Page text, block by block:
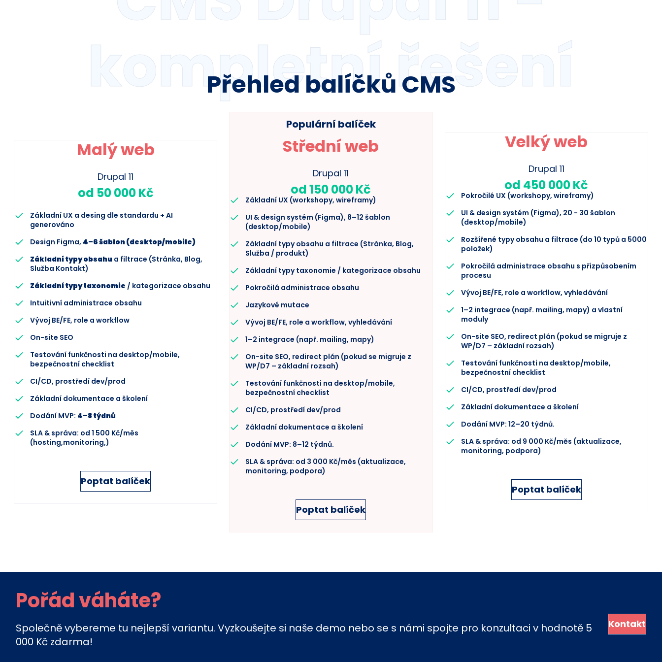
kompletní řešení
Přehled balíčků CMS
Malý web
Drupal 11
od 50 000 Kč
Základní UX a desing dle standardu + AI
generováno
Design Figma, 4–6 šablon (desktop/mobile)
Základní typy obsahu a filtrace (Stránka, Blog,
Služba Kontakt)
Základní typy taxonomie / kategorizace obsahu
Intuitivní administrace obsahu
Vývoj BE/FE, role a workflow
On-site SEO
Testování funkčnosti na desktop/mobile,
bezpečnostní checklist
CI/CD, prostředí dev/prod
Základní dokumentace a školení
Dodání MVP: 4–8 týdnů
SLA & správa: od 1 500 Kč/měs
(hosting,monitoring,)
Poptat balíček
Populární balíček
Střední web
Drupal 11
od 150 000 Kč
Základní UX (workshopy, wireframy)
UI & design systém (Figma), 8–12 šablon
(desktop/mobile)
Základní typy obsahu a filtrace (Stránka, Blog,
Služba / produkt)
Základní typy taxonomie / kategorizace obsahu
Pokročilá administrace obsahu
Jazykové mutace
Vývoj BE/FE, role a workflow, vyhledávání
1–2 integrace (např. mailing, mapy)
On-site SEO, redirect plán (pokud se migruje z
WP/D7 – základní rozsah)
Testování funkčnosti na desktop/mobile,
bezpečnostní checklist
CI/CD, prostředí dev/prod
Základní dokumentace a školení
Dodání MVP: 8–12 týdnů.
SLA & správa: od 3 000 Kč/měs (aktualizace,
monitoring, podpora)
Poptat balíček
Velký web
Drupal 11
od 450 000 Kč
Pokročilé UX (workshopy, wireframy)
UI & design systém (Figma), 20 - 30 šablon
(desktop/mobile)
Rozšířené typy obsahu a filtrace (do 10 typů a 5000
položek)
Pokročilá administrace obsahu s přizpůsobením
procesu
Vývoj BE/FE, role a workflow, vyhledávání
1–2 integrace (např. mailing, mapy) a vlastní
moduly
On-site SEO, redirect plán (pokud se migruje z
WP/D7 – základní rozsah)
Testování funkčnosti na desktop/mobile,
bezpečnostní checklist
CI/CD, prostředí dev/prod
Základní dokumentace a školení
Dodání MVP: 12–20 týdnů.
SLA & správa: od 9 000 Kč/měs (aktualizace,
monitoring, podpora)
Poptat balíček
Pořád váháte?
Společně vybereme tu nejlepší variantu. Vyzkoušejte si naše demo nebo se s námi spojte pro konzultaci v hodnotě 5
000 Kč zdarma!
Kontakt